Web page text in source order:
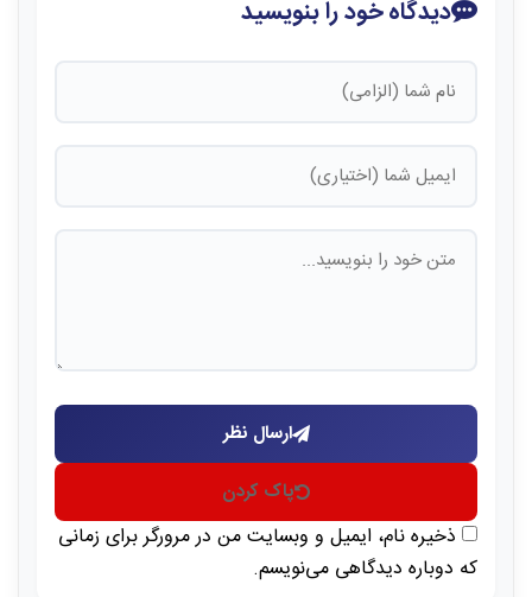
دیدگاه خود را بنویسید
ارسال نظر
پاک کردن
ذخیره نام، ایمیل و وبسایت من در مرورگر برای زمانی
که دوباره دیدگاهی می‌نویسم.